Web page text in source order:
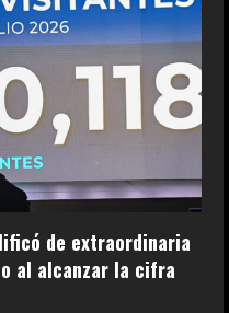
de extraordinaria
al alcanzar la cifra